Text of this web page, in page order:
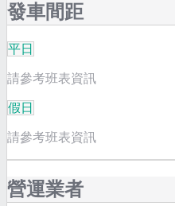
發車間距
平日
請參考班表資訊
假日
請參考班表資訊
營運業者